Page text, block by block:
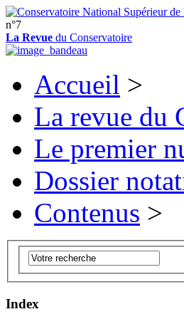
n°7
La Revue du Conservatoire
Accueil >
La revue du
Le premier
Dossier
Contenus >
Index